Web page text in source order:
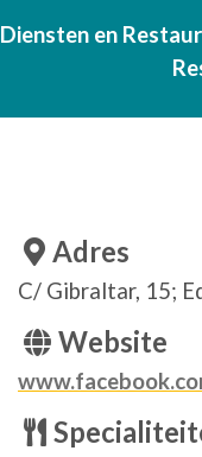
Diensten en
Adres
C/ Gibraltar, 15;
Website